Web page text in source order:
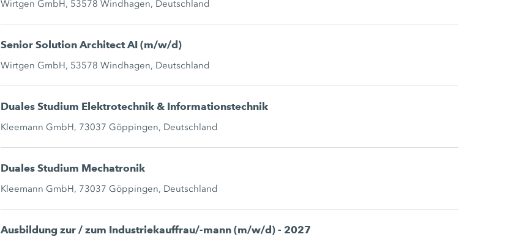
Wirtgen GmbH, 53578 Windhagen, Deutschland
Senior Solution Architect AI (m/w/d)
Wirtgen GmbH, 53578 Windhagen, Deutschland
Duales Studium Elektrotechnik & Informationstechnik
Kleemann GmbH, 73037 Göppingen, Deutschland
Duales Studium Mechatronik
Kleemann GmbH, 73037 Göppingen, Deutschland
Ausbildung zur / zum Industriekauffrau/-mann (m/w/d) - 2027